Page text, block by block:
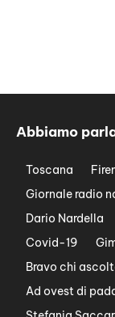
Abbiamo
Toscana
Giornale radio
Dario Nardella
Covid-19
Bravo chi
Ad ovest di